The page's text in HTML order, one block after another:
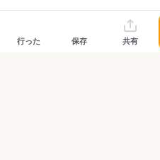
行った 保存 共有